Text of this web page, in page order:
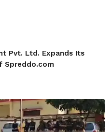
Pvt. Ltd. Expands Its
Spreddo.com